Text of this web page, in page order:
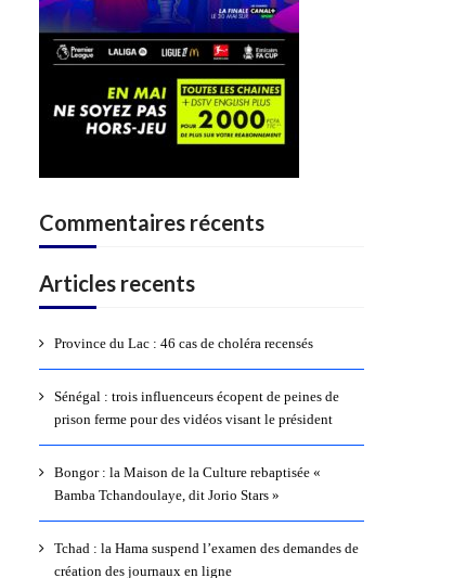
Commentaires récents
Articles recents
Province du Lac : 46 cas de choléra recensés
Sénégal : trois influenceurs écopent de peines de
prison ferme pour des vidéos visant le président
Bongor : la Maison de la Culture rebaptisée «
Bamba Tchandoulaye, dit Jorio Stars »
Tchad : la Hama suspend l’examen des demandes de
création des journaux en ligne